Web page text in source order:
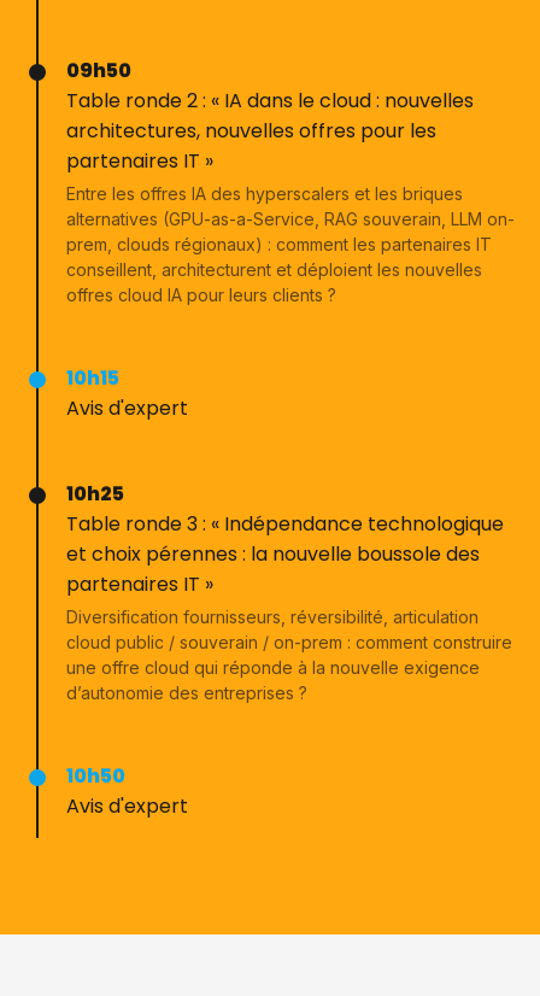
09h50
Table ronde 2 : « IA dans le cloud : nouvelles
architectures, nouvelles offres pour les
partenaires IT »
Entre les offres IA des hyperscalers et les briques
alternatives (GPU-as-a-Service, RAG souverain, LLM on-
prem, clouds régionaux) : comment les partenaires IT
conseillent, architecturent et déploient les nouvelles
offres cloud IA pour leurs clients ?
10h15
Avis d'expert
10h25
Table ronde 3 : « Indépendance technologique
et choix pérennes : la nouvelle boussole des
partenaires IT »
Diversification fournisseurs, réversibilité, articulation
cloud public / souverain / on-prem : comment construire
une offre cloud qui réponde à la nouvelle exigence
d’autonomie des entreprises ?
10h50
Avis d'expert